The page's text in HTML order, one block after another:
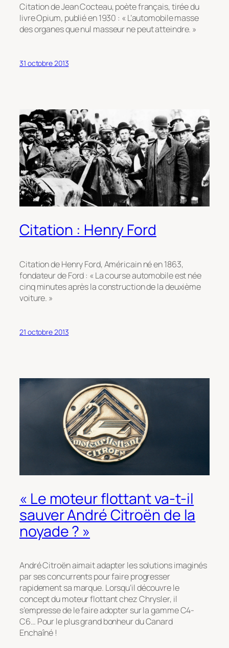
Citation de Jean Cocteau, poète français, tirée du
livre Opium, publié en 1930 : « L’automobile masse
des organes que nul masseur ne peut atteindre. »
31 octobre 2013
Citation : Henry Ford
Citation de Henry Ford, Américain né en 1863,
fondateur de Ford : « La course automobile est née
cinq minutes après la construction de la deuxième
voiture. »
21 octobre 2013
« Le moteur flottant va-t-il
sauver André Citroën de la
noyade ? »
André Citroën aimait adapter les solutions imaginés
par ses concurrents pour faire progresser
rapidement sa marque. Lorsqu’il découvre le
concept du moteur flottant chez Chrysler, il
s’empresse de le faire adopter sur la gamme C4-
C6… Pour le plus grand bonheur du Canard
Enchaîné !